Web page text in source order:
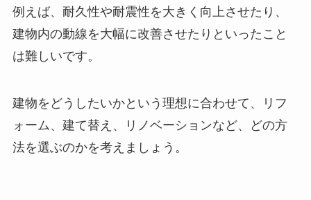
例えば、耐久性や耐震性を大きく向上させたり、
建物内の動線を大幅に改善させたりといったこと
は難しいです。
建物をどうしたいかという理想に合わせて、リフ
ォーム、建て替え、リノベーションなど、どの方
法を選ぶのかを考えましょう。